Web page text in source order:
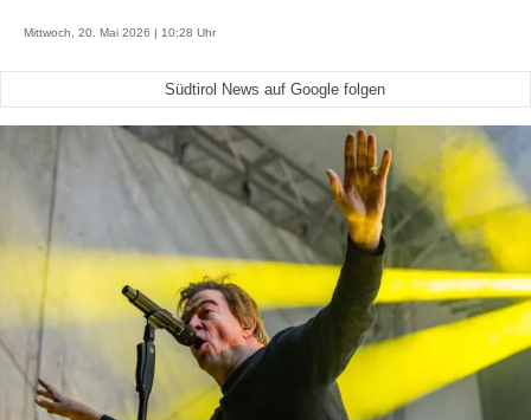
Mittwoch, 20. Mai 2026 | 10:28 Uhr
Südtirol News auf Google folgen